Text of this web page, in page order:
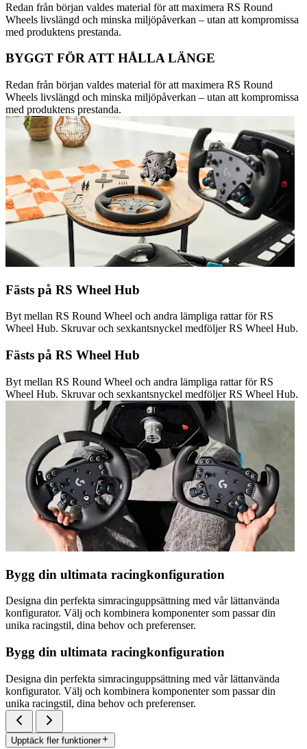
Redan från början valdes material för att maximera RS Round
Wheels livslängd och minska miljöpåverkan – utan att kompromissa
med produktens prestanda.
BYGGT FÖR ATT HÅLLA LÄNGE
Redan från början valdes material för att maximera RS Round
Wheels livslängd och minska miljöpåverkan – utan att kompromissa
med produktens prestanda.
Fästs på RS Wheel Hub
Byt mellan RS Round Wheel och andra lämpliga rattar för RS
Wheel Hub. Skruvar och sexkantsnyckel medföljer RS Wheel Hub.
Fästs på RS Wheel Hub
Byt mellan RS Round Wheel och andra lämpliga rattar för RS
Wheel Hub. Skruvar och sexkantsnyckel medföljer RS Wheel Hub.
Bygg din ultimata racingkonfiguration
Designa din perfekta simracinguppsättning med vår lättanvända
konfigurator. Välj och kombinera komponenter som passar din
unika racingstil, dina behov och preferenser.
Bygg din ultimata racingkonfiguration
Designa din perfekta simracinguppsättning med vår lättanvända
konfigurator. Välj och kombinera komponenter som passar din
unika racingstil, dina behov och preferenser.
Upptäck fler funktioner